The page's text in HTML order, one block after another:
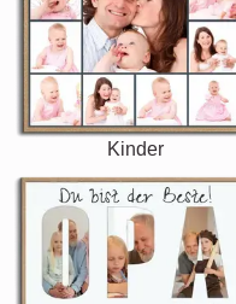
Kinder